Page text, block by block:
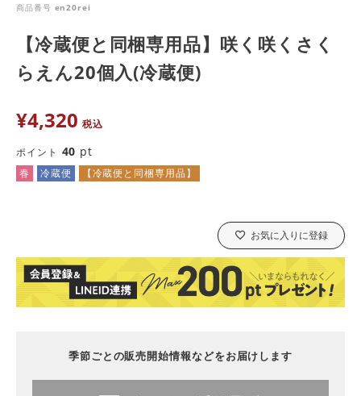
商品番号 en20rei
【冷蔵便と同梱専用品】咲く咲くさく
らえん20個入(冷蔵便)
¥4,320 税込
ポイント 40 pt
春 冷蔵便 【冷蔵便と同梱専用品】
お気に入りに登録
季節ごとの販売開始情報などをお届けします